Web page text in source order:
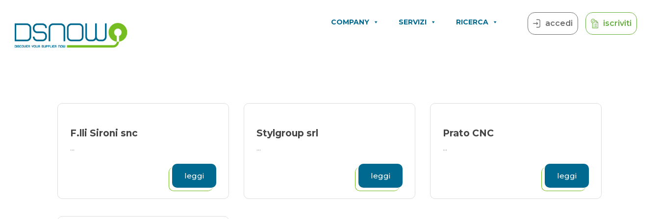
content
COMPANY SERVIZI RICERCA accedi iscriviti
F.lli Sironi snc
...
leggi
Stylgroup srl
...
leggi
Prato CNC
...
leggi